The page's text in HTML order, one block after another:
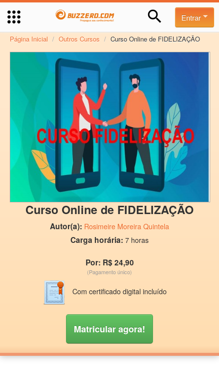
Entrar
Página Inicial / Outros Cursos / Curso Online de FIDELIZAÇÃO
Curso Online de FIDELIZAÇÃO
Autor(a): Rosimeire Moreira Quintela
Carga horária: 7 horas
Por: R$ 24,90
(Pagamento único)
Com certificado digital incluído
Matricular agora!